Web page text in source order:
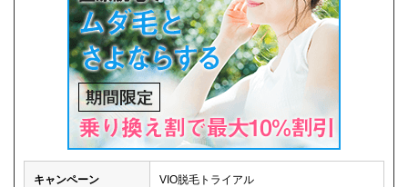
キャンペーン VIO脱毛トライアル